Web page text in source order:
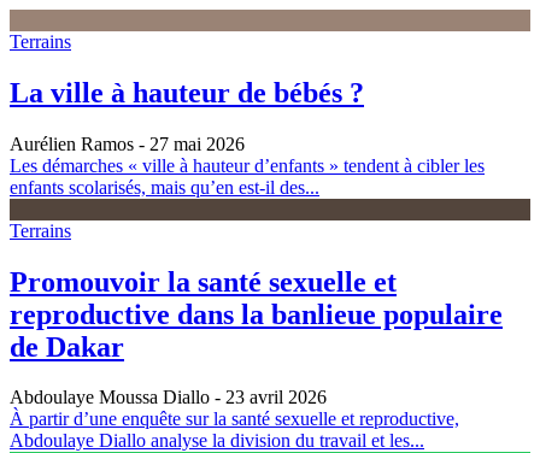
Terrains
La ville à hauteur de bébés ?
Aurélien Ramos - 27 mai 2026
Les démarches « ville à hauteur d’enfants » tendent à cibler les
enfants scolarisés, mais qu’en est-il des...
Terrains
Promouvoir la santé sexuelle et
reproductive dans la banlieue populaire
de Dakar
Abdoulaye Moussa Diallo - 23 avril 2026
À partir d’une enquête sur la santé sexuelle et reproductive,
Abdoulaye Diallo analyse la division du travail et les...